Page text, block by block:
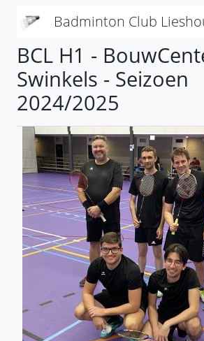
Badminton Club
BCL H1 -
Swinkels - Seizoen
2024/2025